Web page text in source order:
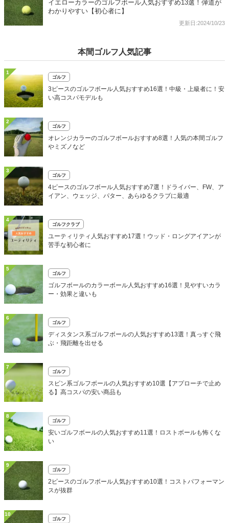
イエローカラーのゴルフボール人気おすすめ13選！弾道が
わかりやすい【初心者に】
更新日:2024/10/23
本間ゴルフ人気記事
1
ゴルフ
3ピースのゴルフボール人気おすすめ16選！中級・上級者に！安
い高コスパモデルも
2
ゴルフ
オレンジカラーのゴルフボールおすすめ8選！人気の本間ゴルフ
やミズノなど
3
ゴルフ
4ピースのゴルフボール人気おすすめ7選！ドライバー、FW、ア
イアン、ウェッジ、パター、あらゆるクラブに最適
4
ゴルフクラブ
ユーティリティ人気おすすめ17選！ウッド・ロングアイアンが
苦手な初心者に
5
ゴルフ
ゴルフボールのカラーボール人気おすすめ16選！見やすいカラ
ー・効果と違いも
6
ゴルフ
ディスタンス系ゴルフボールの人気おすすめ13選！真っすぐ飛
ぶ・飛距離を出せる
7
ゴルフ
スピン系ゴルフボールの人気おすすめ10選【アプローチで止め
る】高コスパの安い商品も
8
ゴルフ
安いゴルフボールの人気おすすめ11選！ロストボールも怖くな
い
9
ゴルフ
2ピースのゴルフボール人気おすすめ10選！コストパフォーマン
スが抜群
10
ゴルフ